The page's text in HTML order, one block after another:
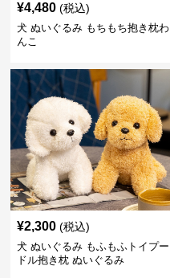
¥4,480 (税込)
犬 ぬいぐるみ もちもち抱き枕わ
んこ
¥2,300 (税込)
犬 ぬいぐるみ もふもふトイプー
ドル抱き枕 ぬいぐるみ